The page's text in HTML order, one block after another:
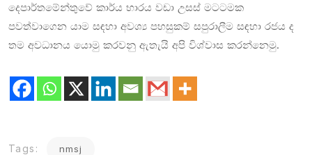
දෙපාර්තමේන්තුවේ කාර්ය භාරය වඩා උසස් මටටමක
පවත්වාගෙන යාම සඳහා අවශ්‍ය පහසුකම් සපුරාලීම සඳහා රජය ද
තම අවධානය යොමු කරවනු ඇතැයි අපි විශ්වාස කරන්නෙමු.
Tags: nmsj